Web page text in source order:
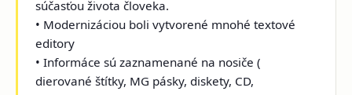
súčasťou života človeka.
• Modernizáciou boli vytvorené mnohé textové
editory
• Informáce sú zaznamenané na nosiče (
dierované štítky, MG pásky, diskety, CD,